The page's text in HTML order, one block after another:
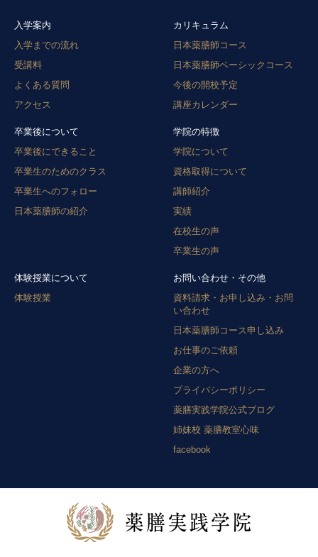
入学案内
入学までの流れ
受講料
よくある質問
アクセス
カリキュラム
日本薬膳師コース
日本薬膳師ベーシックコース
今後の開校予定
講座カレンダー
卒業後について
卒業後にできること
卒業生のためのクラス
卒業生へのフォロー
日本薬膳師の紹介
学院の特徴
学院について
資格取得について
講師紹介
実績
在校生の声
卒業生の声
体験授業について
体験授業
お問い合わせ・その他
資料請求・お申し込み・お問
い合わせ
日本薬膳師コース申し込み
お仕事のご依頼
企業の方へ
プライバシーポリシー
薬膳実践学院公式ブログ
姉妹校 薬膳教室心味
facebook